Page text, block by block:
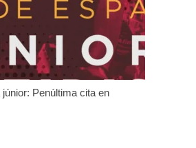
Penúltima cita en